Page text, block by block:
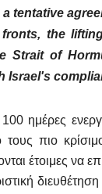
tentative
the
Strait of
Israel's
ημέρες
πιο
έτοιμες